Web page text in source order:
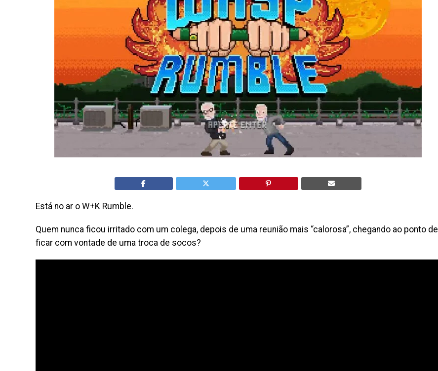
Está no ar o W+K Rumble.
Quem nunca ficou irritado com um colega, depois de uma reunião mais “calorosa”, chegando ao ponto de
ficar com vontade de uma troca de socos?